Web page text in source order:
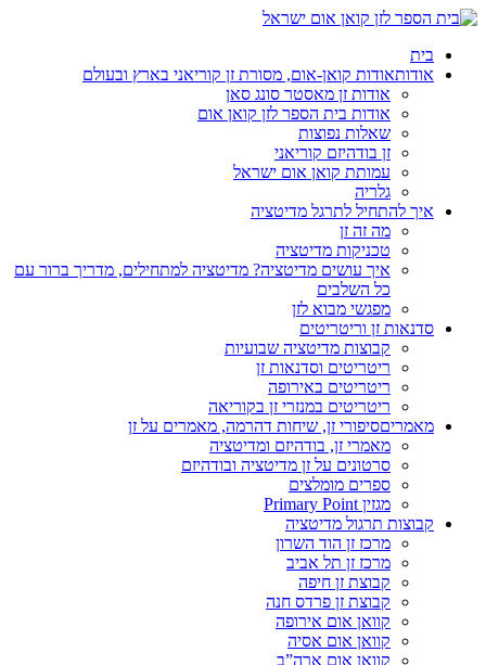
בית
אודותאודות קואן-אום, מסורת זן קוריאני בארץ ובעולם
אודות זן מאסטר סונג סאן
אודות בית הספר לזן קואן אום
שאלות נפוצות
זן בודהיזם קוריאני
עמותת קואן אום ישראל
גלריה
איך להתחיל לתרגל מדיטציה
מה זה זן
טכניקות מדיטציה
איך עושים מדיטציה? מדיטציה למתחילים, מדריך ברור עם
כל השלבים
מפגשי מבוא לזן
סדנאות זן וריטריטים
קבוצות מדיטציה שבועיות
ריטריטים וסדנאות זן
ריטריטים באירופה
ריטריטים במנזרי זן בקוריאה
מאמריםסיפורי זן, שיחות דהרמה, מאמרים על זן
מאמרי זן, בודהיזם ומדיטציה
סרטונים על זן מדיטציה ובודהיזם
ספרים מומלצים
מגזין Primary Point
קבוצות תרגול מדיטציה
מרכז זן הוד השרון
מרכז זן תל אביב
קבוצת זן חיפה
קבוצת זן פרדס חנה
קוואן אום אירופה
קוואן אום אסיה
קוואן אום ארה”ב